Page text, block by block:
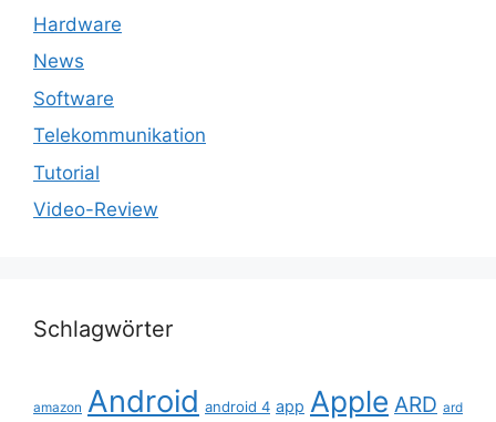
Hardware
News
Software
Telekommunikation
Tutorial
Video-Review
Schlagwörter
amazon Android android 4 app Apple ARD ard